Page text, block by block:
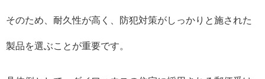
そのため、耐久性が高く、防犯対策がしっかりと施された
製品を選ぶことが重要です。